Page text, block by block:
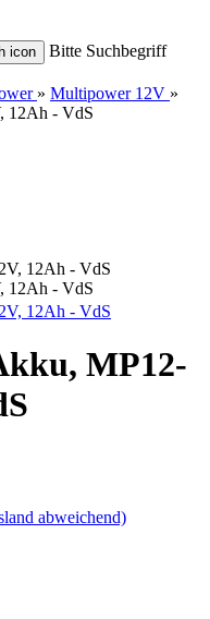
Bitte Suchbegriff
» Multipower 12V »
12Ah - VdS
12Ah - VdS
MP12-
abweichend)